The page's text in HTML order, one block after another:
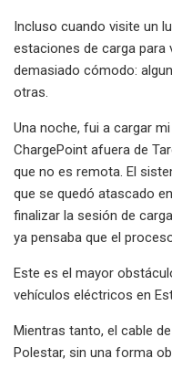
Incluso cuando visite un
estaciones de carga
demasiado cómodo:
otras.
Una noche, fui a cargar
ChargePoint afuera de
que no es remota. El
que se quedó atascado
finalizar la sesión de
ya pensaba que el
Este es el mayor
vehículos eléctricos en
Mientras tanto, el cable
Polestar, sin una forma